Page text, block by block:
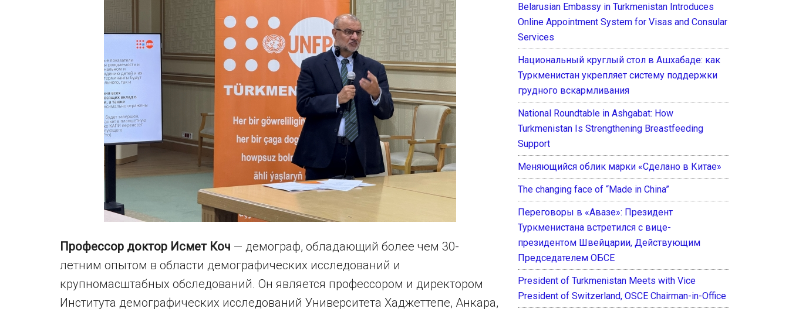
Профессор доктор Исмет Коч — демограф, обладающий более чем 30-
летним опытом в области демографических исследований и
крупномасштабных обследований. Он является профессором и директором
Института демографических исследований Университета Хаджеттепе, Анкара,
Belarusian Embassy in Turkmenistan Introduces
Online Appointment System for Visas and Consular
Services
Национальный круглый стол в Ашхабаде: как
Туркменистан укрепляет систему поддержки
грудного вскармливания
National Roundtable in Ashgabat: How
Turkmenistan Is Strengthening Breastfeeding
Support
Меняющийся облик марки «Сделано в Китае»
The changing face of “Made in China”
Переговоры в «Авазе»: Президент
Туркменистана встретился с вице-
президентом Швейцарии, Действующим
Председателем ОБСЕ
President of Turkmenistan Meets with Vice
President of Switzerland, OSCE Chairman-in-Office